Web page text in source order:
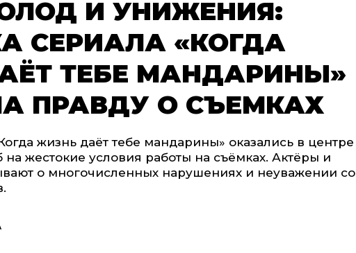
И УНИЖЕНИЯ:
СЕРИАЛА «КОГДА
ТЕБЕ МАНДАРИНЫ»
ПРАВДУ О СЪЕМКАХ
жизнь даёт тебе мандарины» оказались в центре
на жестокие условия работы на съёмках. Актёры и
о многочисленных нарушениях и неуважении со